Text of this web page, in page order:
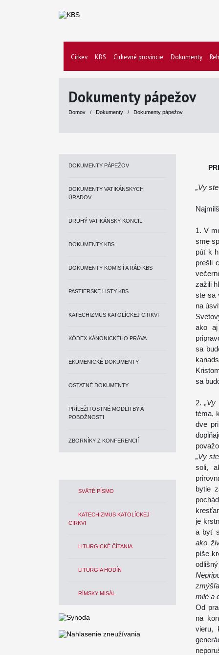
Cirkev KBS Cirkevné provincie Dokumenty
Dokumenty pápežov
Domov / Dokumenty / Dokumenty pápežov
DOKUMENTY PÁPEŽOV
DOKUMENTY VATIKÁNSKYCH
ÚRADOV
DRUHÝ VATIKÁNSKY KONCIL
DOKUMENTY KBS
DOKUMENTY KOMISIÍ A RÁD KBS
PASTIERSKE LISTY KBS
KATECHIZMUS KATOLÍCKEJ CIRKVI
KÓDEX KÁNONICKÉHO PRÁVA
EKUMENICKÉ DOKUMENTY
OSTATNÉ DOKUMENTY
PRÍLEŽITOSTNÉ MODLITBY A
POBOŽNOSTI
ZBORNÍKY Z KONFERENCIÍ
SVÄTÉ PÍSMO
KATECHIZMUS KATOLÍCKEJ
CIRKVI
LITURGICKÉ ČÍTANIA
LITURGIA HODÍN
RÍMSKY MISÁL
„Vy
1. V
sme
púť k
prešli
zažili
ste sa
na
ako
sa
sa
2.
téma,
dve
„Vy
soli,
bytie
je
a byť
ako
píše
milé a
Od
na
vieru,